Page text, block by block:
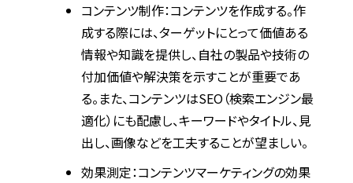
コンテンツ制作：コンテンツを作成する。作
成する際には、ターゲットにとって価値ある
情報や知識を提供し、自社の製品や技術の
付加価値や解決策を示すことが重要であ
る。また、コンテンツはSEO（検索エンジン最
適化）にも配慮し、キーワードやタイトル、見
出し、画像などを工夫することが望ましい。
効果測定：コンテンツマーケティングの効果